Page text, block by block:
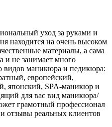
уход за руками и
находится на очень высоком
материалы, а сама
и не занимает много
видов маникюра и педикюра:
европейский,
японский, SPA-маникюр и
для вас вид маникюра/
грамотный профессионал
отзывы реальных клиентов